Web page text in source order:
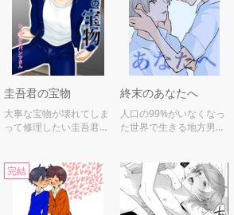
圭吾君の宝物
大事な宝物が壊れてしま
って修理したい圭吾君だ
終末のあなたへ
人口の99%がいなくなっ
た世界で生きる地方男子
完結